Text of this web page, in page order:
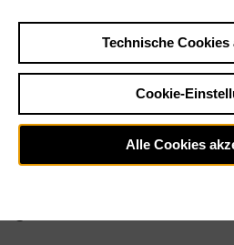
Technische Cookies
Cookie-
Alle Cookies